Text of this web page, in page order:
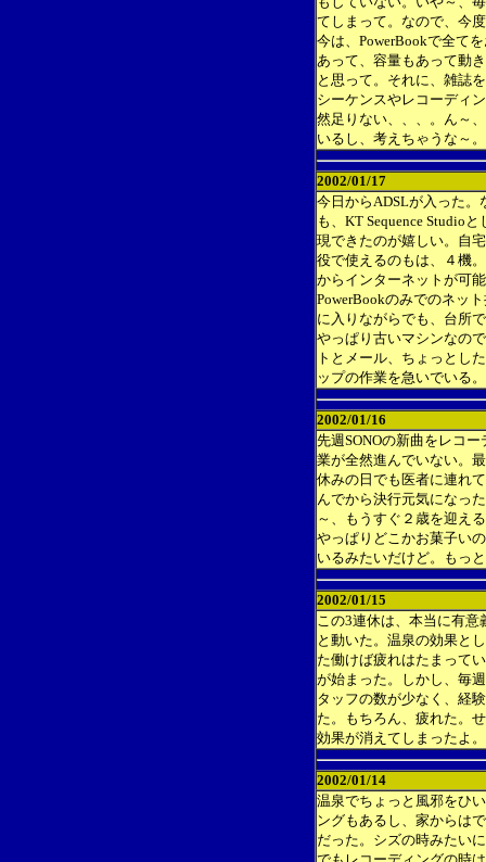
てしまって。なので、今
今は、PowerBookで全て
あって、容量もあって動
と思って。それに、雑誌
シーケンスやレコーディ
然足りない、、、。ん～
いるし、考えちゃうな～。
2002/01/17
今日からADSLが入った
も、KT Sequence Studio
現できたのが嬉しい。自
役で使えるのもは、４機
からインターネットが可
PowerBookのみでのネッ
に入りながらでも、台所
やっぱり古いマシンなの
トとメール、ちょっとし
ップの作業を急いでいる。
2002/01/16
先週SONOの新曲をレコ
業が全然進んでいない。
休みの日でも医者に連れ
んでから決行元気になっ
～、もうすぐ２歳を迎え
やっぱりどこかお菓子い
いるみたいだけど。もっ
2002/01/15
この3連休は、本当に有
と動いた。温泉の効果と
た働けば疲れはたまって
が始まった。しかし、毎
タッフの数が少なく、経
た。もちろん、疲れた。
効果が消えてしまったよ。
2002/01/14
温泉でちょっと風邪をひ
ングもあるし、家からは
だった。シズの時みたい